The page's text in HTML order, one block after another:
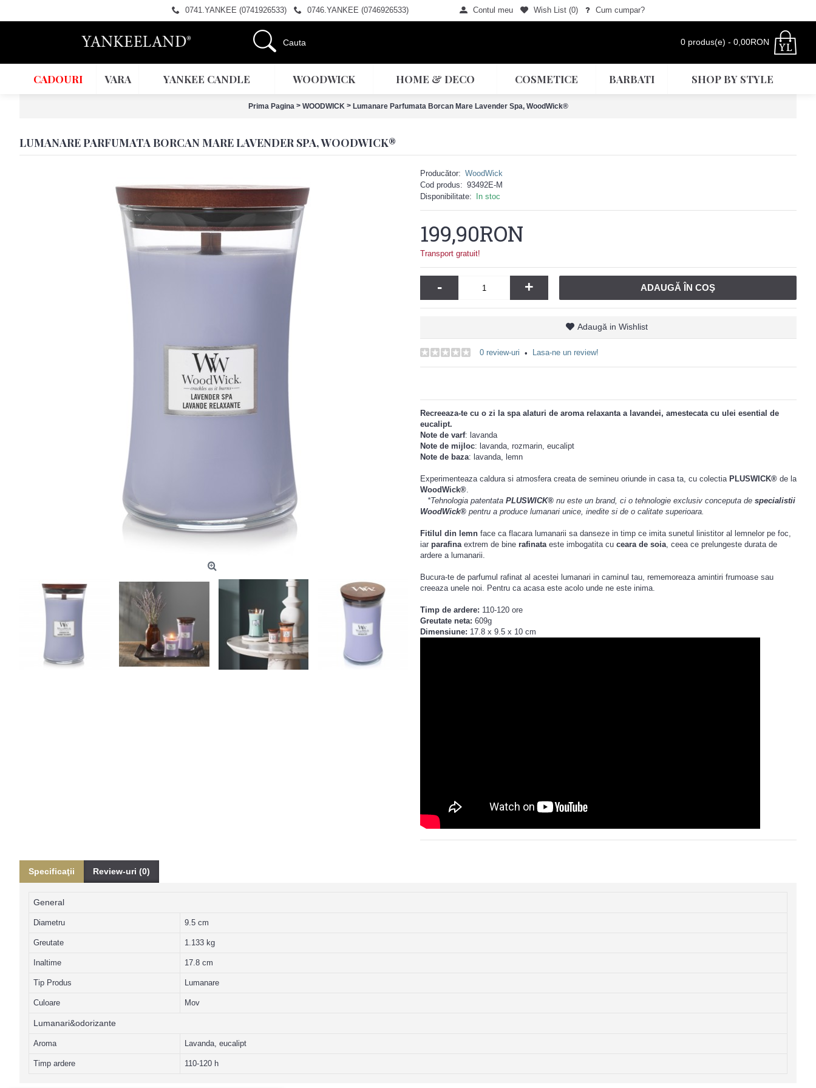
0741.YANKEE (0741926533) 0746.YANKEE (0746926533) Contul meu Wish List (0) Cum cumpar?
0 produs(e) - 0,00RON
CADOURI VARA YANKEE CANDLE WOODWICK HOME & DECO COSMETICE BARBATI SHOP BY STYLE
Prima Pagina > WOODWICK > Lumanare Parfumata Borcan Mare Lavender Spa, WoodWick®
LUMANARE PARFUMATA BORCAN MARE LAVENDER SPA, WOODWICK®
Producător: WoodWick
Cod produs: 93492E-M
Disponibilitate:
In stoc
199,90RON
Transport gratuit!
- + ADAUGĂ ÎN COŞ
Adaugă in Wishlist
0 review-uri • Lasa-ne un review!
Recreeaza-te cu o zi la spa alaturi de aroma relaxanta a lavandei, amestecata cu ulei esential de
eucalipt.
Note de varf: lavanda
Note de mijloc: lavanda, rozmarin, eucalipt
Note de baza: lavanda, lemn
Experimenteaza caldura si atmosfera creata de semineu oriunde in casa ta, cu colectia PLUSWICK® de la
WoodWick®.
*Tehnologia patentata PLUSWICK® nu este un brand, ci o tehnologie exclusiv conceputa de specialistii
WoodWick® pentru a produce lumanari unice, inedite si de o calitate superioara.
Fitilul din lemn face ca flacara lumanarii sa danseze in timp ce imita sunetul linistitor al lemnelor pe foc,
iar parafinaextrem de bine rafinataeste imbogatita cu ceara de soia, ceea ce prelungeste durata de
ardere a lumanarii.
Bucura-te de parfumul rafinat al acestei lumanari in caminul tau, rememoreaza amintiri frumoase sau
creeaza unele noi. Pentru ca acasa este acolo unde ne este inima.
Timp de ardere: 110-120 ore
Greutate neta: 609g
Dimensiune: 17.8 x 9.5 x 10 cm
Specificaţii Review-uri (0)
General
Diametru 9.5 cm
Greutate 1.133 kg
Inaltime 17.8 cm
Tip Produs Lumanare
Culoare Mov
Lumanari&odorizante
Aroma Lavanda, eucalipt
Timp ardere 110-120 h